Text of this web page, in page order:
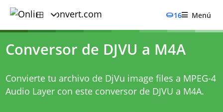
16 Menú
Conversor de DJVU a M4A
Convierte tu archivo de DjVu image files a MPEG-4
Audio Layer con este conversor de DJVU a M4A.